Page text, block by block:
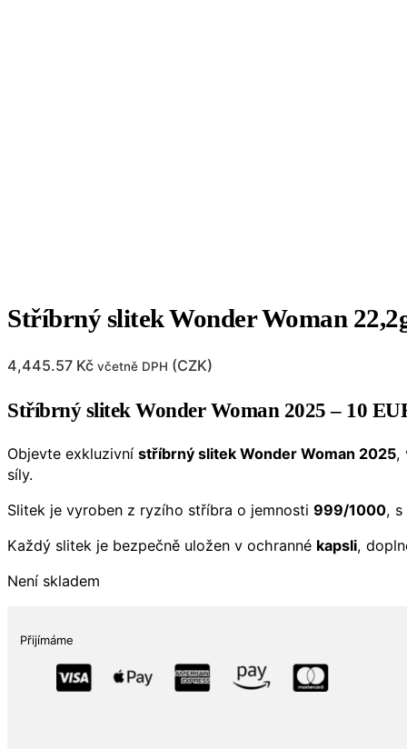
Stříbrný slitek Wonder Woman
4,445.57 Kč včetně DPH (CZK)
Stříbrný slitek Wonder Woman 2025 – 10
Objevte exkluzivní stříbrný slitek Wonder Woman 2025,
síly.
Slitek je vyroben z ryzího stříbra o jemnosti 999/1000,
Každý slitek je bezpečně uložen v ochranné kapsli,
Není skladem
Přijímáme